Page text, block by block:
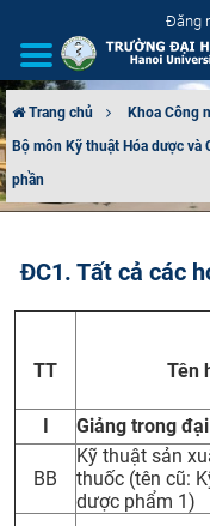
Đăng
GIỚI THIỆU
CƠ CẤU TỔ CHỨC
TUYỂN SINH
KHOA HỌC CÔNG
HTQT
Trang chủ Khoa Công
Bộ môn Kỹ thuật Hóa dược và
phần
ĐC1. Tất cả các
TT Tên
I
Giảng trong
BB
Kỹ thuật sản
thuốc (tên cũ:
dược phẩm 1)